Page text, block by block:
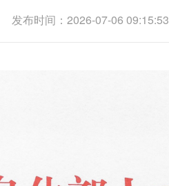
发布时间：2026-07-06 09:15:53